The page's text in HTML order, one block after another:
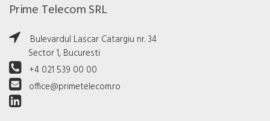
Prime Telecom SRL
Bulevardul Lascar Catargiu nr. 34
Sector 1, Bucuresti
+4 021 539 00 00
office@primetelecom.ro